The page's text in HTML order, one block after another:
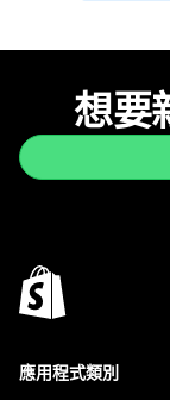
想要
應用程式類別